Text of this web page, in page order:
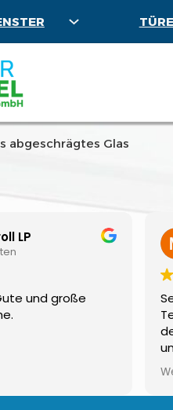
abgeschrägtes Glas
LP
und große